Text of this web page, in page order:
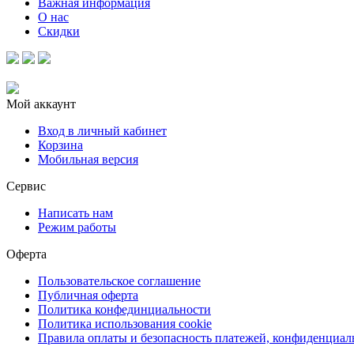
О нас
Скидки
Мой аккаунт
Вход в личный кабинет
Корзина
Мобильная версия
Сервис
Написать нам
Режим работы
Оферта
Пользовательское соглашение
Публичная оферта
Политика конфединциальности
Политика использования cookie
Правила оплаты и безопасность платежей,